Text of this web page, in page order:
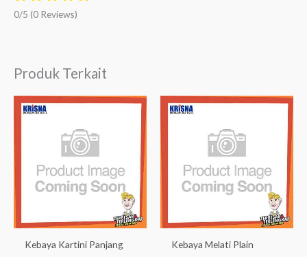
0/5 (0 Reviews)
Produk Terkait
Kebaya Kartini Panjang
Kebaya Melati Plain